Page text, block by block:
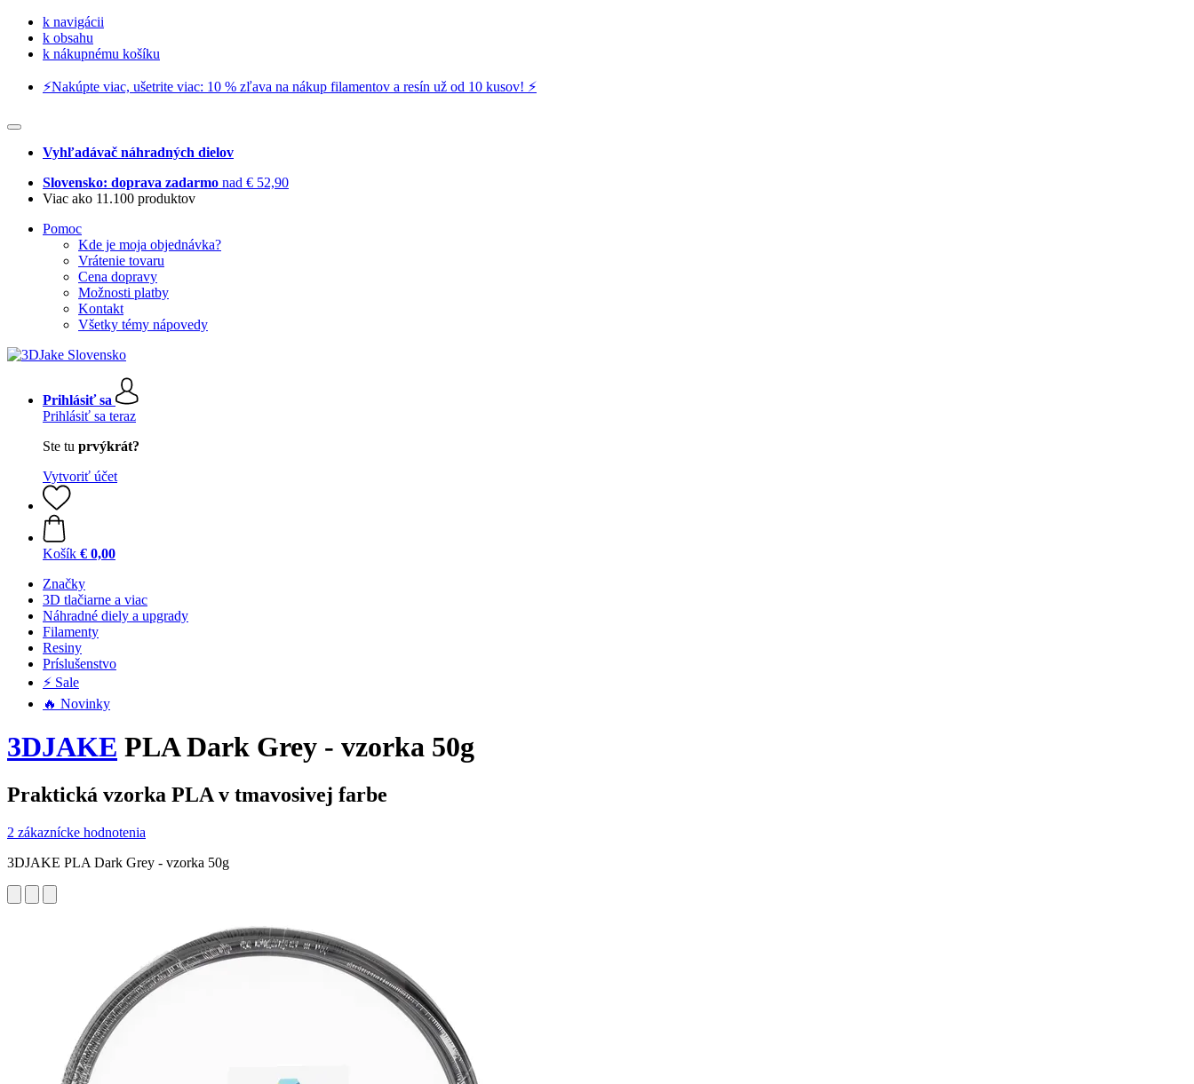
k navigácii
k obsahu
k nákupnému košíku
⚡️Nakúpte viac, ušetrite viac: 10 % zľava na nákup filamentov a resín už od 10 kusov! ⚡️
Vyhľadávač náhradných dielov
Slovensko: doprava zadarmo nad € 52,90
Viac ako 11.100 produktov
Pomoc
Kde je moja objednávka?
Vrátenie tovaru
Cena dopravy
Možnosti platby
Kontakt
Všetky témy nápovedy
Prihlásiť sa
Prihlásiť sa teraz
Ste tu prvýkrát?
Vytvoriť účet
Košík € 0,00
Značky
3D tlačiarne a viac
Náhradné diely a upgrady
Filamenty
Resiny
Príslušenstvo
⚡ Sale
🔥 Novinky
3DJAKE PLA Dark Grey - vzorka 50g
Praktická vzorka PLA v tmavosivej farbe
2 zákaznícke hodnotenia
3DJAKE PLA Dark Grey - vzorka 50g